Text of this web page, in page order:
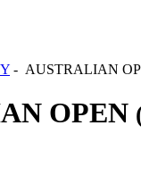
- AUSTRALIAN
OPEN